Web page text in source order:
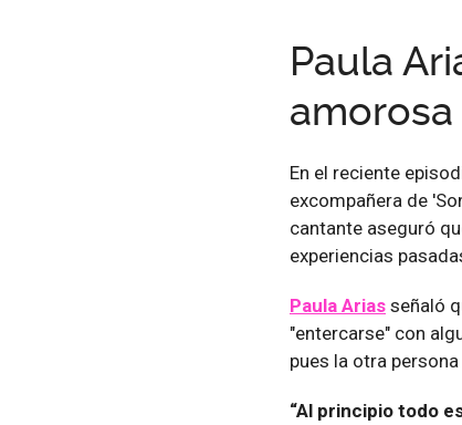
Paula
amorosa
En el reciente
excompañera de
cantante aseguró
experiencias
Paula Arias señaló
"entercarse" con
pues la otra
“Al principio todo